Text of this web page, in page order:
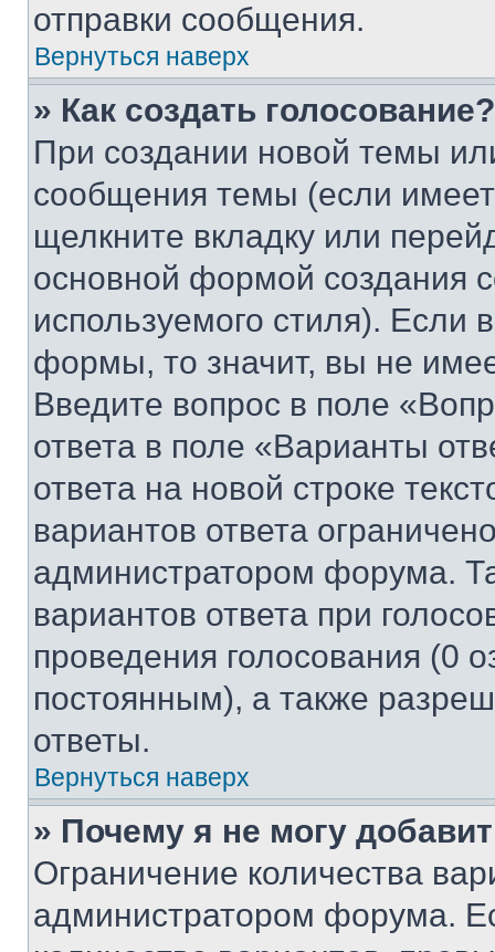
отправки сообщения.
Вернуться наверх
» Как создать голосование?
При создании новой темы
сообщения темы (если
щелкните вкладку или
основной формой создания
используемого стиля). Если
формы, то значит, вы не
Введите вопрос в поле
ответа в поле «Варианты
ответа на новой строке
вариантов ответа
администратором форума.
вариантов ответа при
проведения голосования (0
постоянным), а также
ответы.
Вернуться наверх
» Почему я не могу
Ограничение количества
администратором форума.